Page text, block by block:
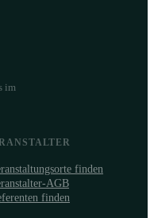
im
finden
AGB
finden